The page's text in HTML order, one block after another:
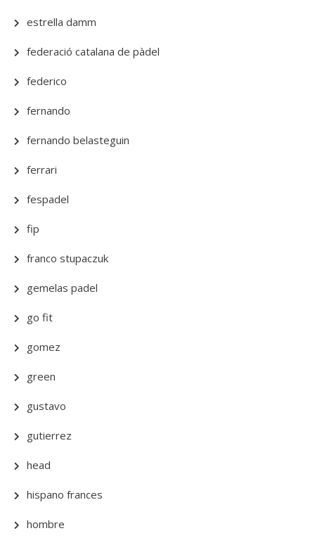
estrella damm
federació catalana de pàdel
federico
fernando
fernando belasteguin
ferrari
fespadel
fip
franco stupaczuk
gemelas padel
go fit
gomez
green
gustavo
gutierrez
head
hispano frances
hombre